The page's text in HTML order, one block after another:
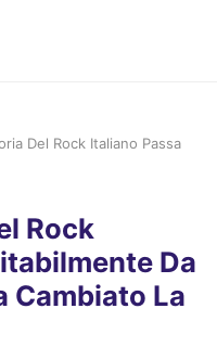
Del Rock Italiano Passa
Rock
Da
Cambiato La